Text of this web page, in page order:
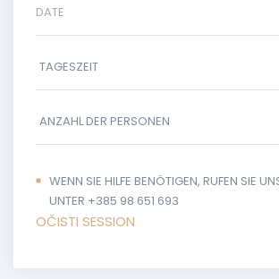
WENN SIE HILFE BENÖTIGEN, RUFEN SIE
UNTER +385 98 651 693
OČISTI SESSION